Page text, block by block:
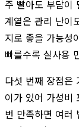
주 빨아도 부담이
계열은 관리 난이
지로 좋을 가능성
빠를수록 실사용
다섯 번째 장점은
이가 있어 가성비
번 만족하면 여러